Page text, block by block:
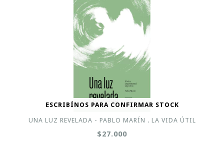
ESCRIBÍNOS PARA CONFIRMAR STOCK
UNA LUZ REVELADA - PABLO MARÍN . LA VIDA ÚTIL
$27.000